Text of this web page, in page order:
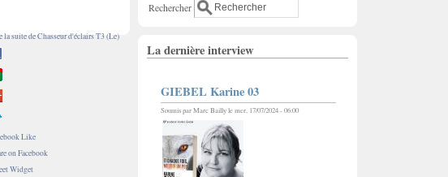
la suitede Chasseur d'éclairs T3 (Le)
Like
on Facebook
Widget
Rechercher
La dernière interview
GIEBEL Karine 03
Soumis parMarc Baillyle mer, 17/07/2024 - 06:00